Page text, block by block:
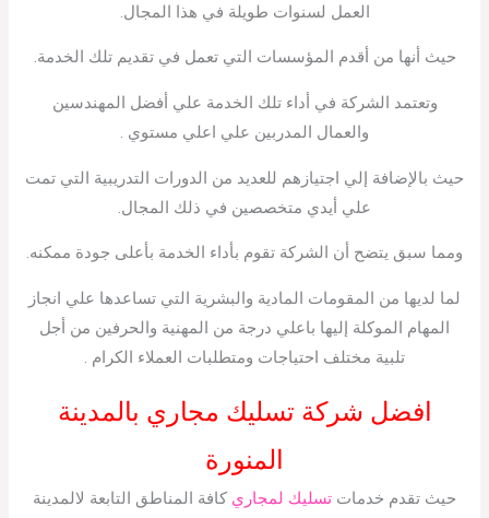
العمل لسنوات طويلة في هذا المجال.
حيث أنها من أقدم المؤسسات التي تعمل في تقديم تلك الخدمة.
وتعتمد الشركة في أداء تلك الخدمة علي أفضل المهندسين
والعمال المدربين علي اعلي مستوي .
حيث بالإضافة إلي اجتيازهم للعديد من الدورات التدريبية التي تمت
علي أيدي متخصصين في ذلك المجال.
ومما سبق يتضح أن الشركة تقوم بأداء الخدمة بأعلى جودة ممكنه.
لما لديها من المقومات المادية والبشرية التي تساعدها علي انجاز
المهام الموكلة إليها باعلي درجة من المهنية والحرفين من أجل
تلبية مختلف احتياجات ومتطلبات العملاء الكرام .
افضل شركة تسليك مجاري بالمدينة
المنورة
حيث تقدم خدمات تسليك لمجاري كافة المناطق التابعة لالمدينة